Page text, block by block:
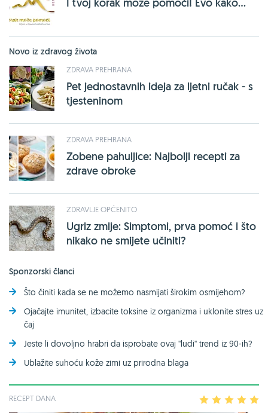
Novo iz zdravog života
ZDRAVA PREHRANA
Pet jednostavnih ideja za ljetni ručak - s
tjesteninom
ZDRAVA PREHRANA
Zobene pahuljice: Najbolji recepti za
zdrave obroke
ZDRAVLJE OPĆENITO
Ugriz zmije: Simptomi, prva pomoć i što
nikako ne smijete učiniti?
Sponzorski članci
Što činiti kada se ne možemo nasmijati širokim osmijehom?
Ojačajte imunitet, izbacite toksine iz organizma i uklonite stres uz
čaj
Jeste li dovoljno hrabri da isprobate ovaj ''ludi'' trend iz 90-ih?
Ublažite suhoću kože zimi uz prirodna blaga
RECEPT DANA 2 3 4